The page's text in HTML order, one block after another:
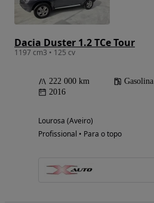
Dacia Duster 1.2 TCe Tour
1197 cm3 • 125 cv
222 000 km Gasolina
2016
Lourosa (Aveiro)
Profissional • Para o topo